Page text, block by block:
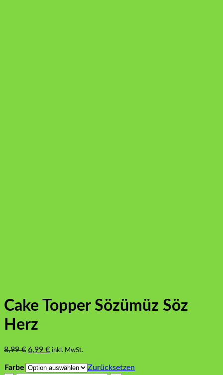
Cake Topper Sözümüz Söz
Herz
8,99€ Ursprünglicher
war:
6,99 €Aktueller
ist:
inkl. MwSt.
Farbe
Zurücksetzen